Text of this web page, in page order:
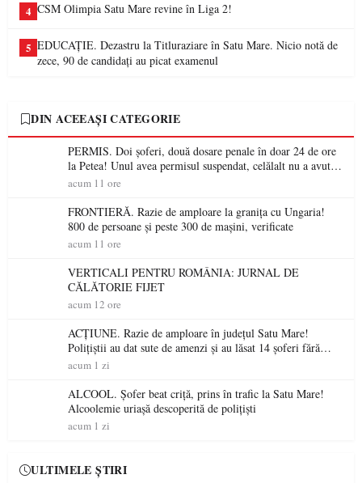
4 CSM Olimpia Satu Mare revine în Liga 2!
5 EDUCAȚIE. Dezastru la Titluraziare în Satu Mare. Nicio notă de
zece, 90 de candidați au picat examenul
DIN ACEEAȘI CATEGORIE
PERMIS. Doi șoferi, două dosare penale în doar 24 de ore
la Petea! Unul avea permisul suspendat, celălalt nu a avut
niciodată permis
acum 11 ore
FRONTIERĂ. Razie de amploare la granița cu Ungaria!
800 de persoane și peste 300 de mașini, verificate
acum 11 ore
VERTICALI PENTRU ROMÂNIA: JURNAL DE
CĂLĂTORIE FIJET
acum 12 ore
ACȚIUNE. Razie de amploare în județul Satu Mare!
Polițiștii au dat sute de amenzi și au lăsat 14 șoferi fără
permis într-o singură zi
acum 1 zi
ALCOOL. Șofer beat criță, prins în trafic la Satu Mare!
Alcoolemie uriașă descoperită de polițiști
acum 1 zi
ULTIMELE ȘTIRI